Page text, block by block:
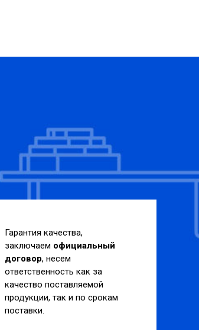
Гарантия качества,
заключаем официальный
договор, несем
ответственность как за
качество поставляемой
продукции, так и по срокам
поставки.